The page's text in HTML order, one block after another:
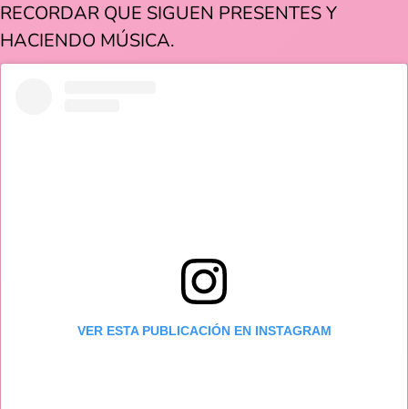
RECORDAR QUE SIGUEN PRESENTES Y
HACIENDO MÚSICA.
VER ESTA PUBLICACIÓN EN INSTAGRAM